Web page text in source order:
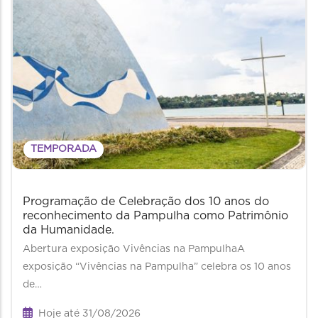
TEMPORADA
Programação de Celebração dos 10 anos do
reconhecimento da Pampulha como Patrimônio
da Humanidade.
Abertura exposição Vivências na PampulhaA
exposição “Vivências na Pampulha” celebra os 10 anos
de…
Hoje até 31/08/2026